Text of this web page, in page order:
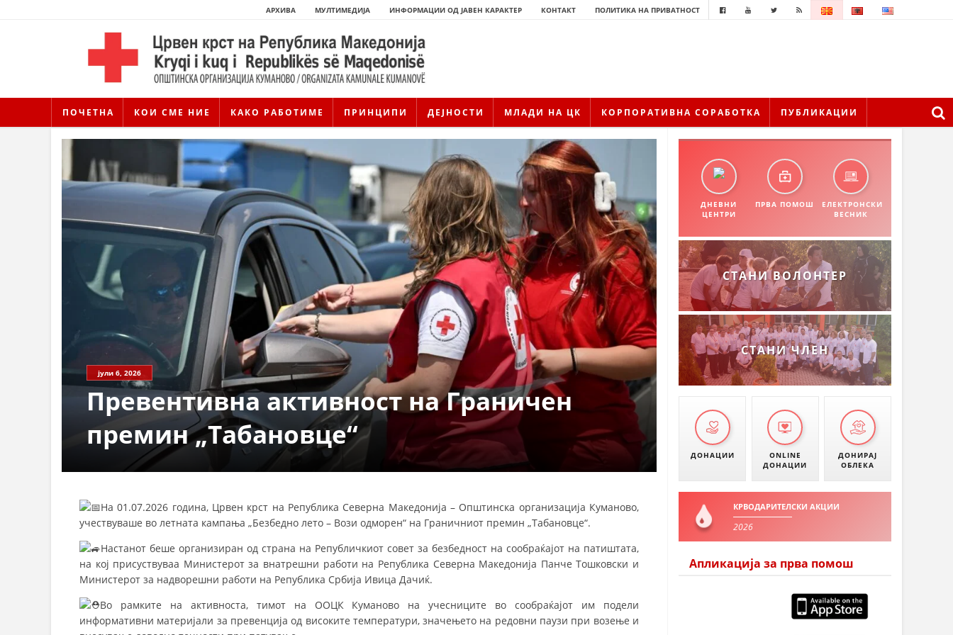
АРХИВА МУЛТИМЕДИЈА ИНФОРМАЦИИ ОД ЈАВЕН КАРАКТЕР КОНТАКТ ПОЛИТИКА НА ПРИВАТНОСТ
ПОЧЕТНА КОИ СМЕ НИЕ КАКО РАБОТИМЕ ПРИНЦИПИ ДЕЈНОСТИ МЛАДИ НА ЦК КОРПОРАТИВНА СОРАБОТКА ПУБЛИКАЦИИ
ИСТОРИЈАТ НА ЦКРМ
ИСТОРИЈАТ НА ДВИЖЕЊЕТО
СТРУКТУРА И ОРГАНИЗАЦИОНА ПОСТАВЕНОСТ – ОПШТИНСКА ОРГАНИЗАЦИЈА КУМАНОВО
КОНТАКТ ИНФОРМАЦИИ
ЗАКОН ЗА ЦКРМ
СТАТУТ НА ЦКРМ
ОРГАНИЗАЦИЈА И РАЗВОЈ
РАКОВОДЕН ОДБОР
ДИСЕМИНАЦИЈА
јули 6, 2026
Превентивна активност на Граничен
премин „Табановце“
На 01.07.2026 година, Црвен крст на Република Северна Македонија – Општинска организација Куманово,
учествуваше во летната кампања „Безбедно лето – Вози одморен“ на Граничниот премин „Табановце“.
Настанот беше организиран од страна на Републичкиот совет за безбедност на сообраќајот на патиштата,
на кој присуствуваа Министерот за внатрешни работи на Република Северна Македонија Панче Тошковски и
Министерот за надворешни работи на Република Србија Ивица Дачиќ.
Во рамките на активноста, тимот на ООЦК Куманово на учесниците во сообраќајот им подели
информативни материјали за превенција од високите температури, значењето на редовни паузи при возење и
ДНЕВНИ
ЦЕНТРИ
ПРВА ПОМОШ
ЕЛЕКТРОНСКИ
ВЕСНИК
СТАНИ ВОЛОНТЕР
СТАНИ ЧЛЕН
ДОНАЦИИ
ONLINE
ДОНАЦИИ
ДОНИРАЈ
ОБЛЕКА
КРВОДАРИТЕЛСКИ АКЦИИ
2026
Апликација за прва помош